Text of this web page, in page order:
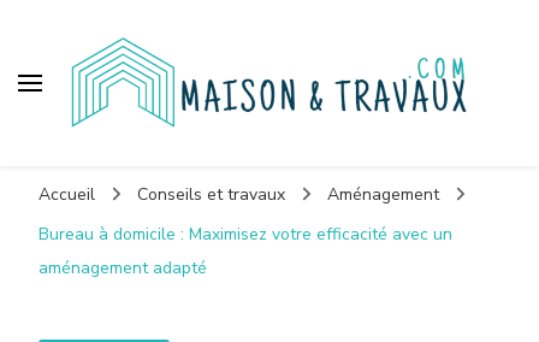
Accueil Conseils et travaux
Aménagement
Bureau à domicile : Maximisez votre efficacité avec un
aménagement adapté